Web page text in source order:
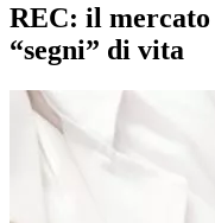
REC: il
“segni” di vita